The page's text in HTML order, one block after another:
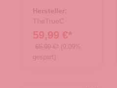
Hersteller:
TheTrueC
59,99 €*
65,99 €* (9.09%
gespart)